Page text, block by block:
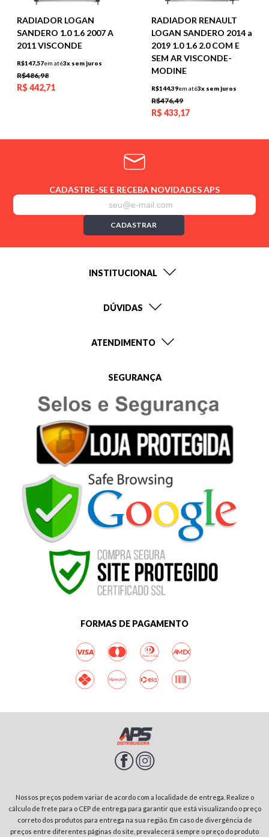
RADIADOR LOGAN
SANDERO 1.0 1.6 2007 A
2011 VISCONDE
R$147,57em até3x sem juros
R$486,98
R$442,71
RADIADOR RENAULT
LOGAN SANDERO 2014 a
2019 1.0 1.6 2.0 COM E
SEM AR VISCONDE-
MODINE
R$144,39em até3x sem juros
R$476,49
R$433,17
CADASTRE-SE E RECEBA NOVIDADES APS
CADASTRAR
INSTITUCIONAL
DÚVIDAS
ATENDIMENTO
SEGURANÇA
FORMAS DE PAGAMENTO
Nossos preços podem variar de acordo com a localidade de entrega. Realize o
cálculo de frete para o CEP de entrega para garantir que está visualizando o preço
correto dos produtos para entrega na sua região. Em caso de divergência de
preços entre diferentes páginas do site, prevalecerá sempre o preço do produto